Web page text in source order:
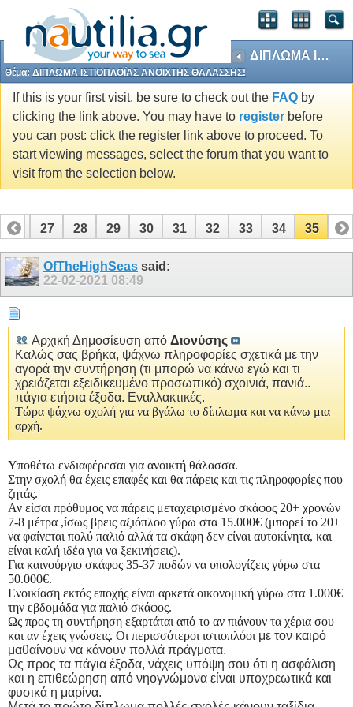
ΔΙΠΛΩΜΑ ΙΣΤΙΟΠΛΟΪΑΣ ΑΝΟΙΧΤΗΣ ΘΑΛΑΣΣΗΣ!
Θέμα: ΔΙΠΛΩΜΑ ΙΣΤΙΟΠΛΟΪΑΣ ΑΝΟΙΧΤΗΣ ΘΑΛΑΣΣΗΣ!
If this is your first visit, be sure to check out the FAQ by
clicking the link above. You may have to register before
you can post: click the register link above to proceed. To
start viewing messages, select the forum that you want to
visit from the selection below.
26 27 28 29 30 31 32 33 34 35
OfTheHighSeas said:
22-02-2021 08:49
Αρχική Δημοσίευση από Διονύσης
Καλώς σας βρήκα, ψάχνω πληροφορίες σχετικά με την
αγορά την συντήρηση (τι μπορώ να κάνω εγώ και τι
χρειάζεται εξειδικευμένο προσωπικό) σχοινιά, πανιά..
πάγια ετήσια έξοδα. Εναλλακτικές.
Τώρα ψάχνω σχολή για να βγάλω το δίπλωμα και να κάνω μια
αρχή.
Υποθέτω ενδιαφέρεσαι για ανοικτή θάλασσα.
Στην σχολή θα έχεις επαφές και θα πάρεις και τις πληροφορίες που
ζητάς.
Αν είσαι πρόθυμος να πάρεις μεταχειρισμένο σκάφος 20+ χρονών
7-8 μέτρα ,ίσως βρεις αξιόπλοο γύρω στα 15.000€ (μπορεί το 20+
να φαίνεται πολύ παλιό αλλά τα σκάφη δεν είναι αυτοκίνητα, και
είναι καλή ιδέα για να ξεκινήσεις).
Για καινούργιο σκάφος 35-37 ποδών να υπολογίζεις γύρω στα
50.000€.
Ενοικίαση εκτός εποχής είναι αρκετά οικονομική γύρω στα 1.000€
την εβδομάδα για παλιό σκάφος.
Ως προς τη συντήρηση εξαρτάται από το αν πιάνουν τα χέρια σου
και αν έχεις γνώσεις. Οι περισσότεροι ιστιοπλόοι με τον καιρό
μαθαίνουν να κάνουν πολλά πράγματα.
Ως προς τα πάγια έξοδα, νάχεις υπόψη σου ότι η ασφάλιση
και η επιθεώρηση από νηογνώμονα είναι υποχρεωτικά και
φυσικά η μαρίνα.